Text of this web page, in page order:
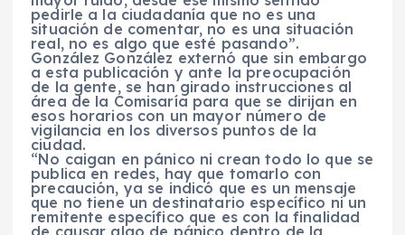
pedirle a la ciudadanía que no es una
situación de comentar, no es una situación
real, no es algo que esté pasando”.
González González externó que sin embargo
a esta publicación y ante la preocupación
de la gente, se han girado instrucciones al
área de la Comisaría para que se dirijan en
esos horarios con un mayor número de
vigilancia en los diversos puntos de la
ciudad.
“No caigan en pánico ni crean todo lo que se
publica en redes, hay que tomarlo con
precaución, ya se indicó que es un mensaje
que no tiene un destinatario específico ni un
remitente específico que es con la finalidad